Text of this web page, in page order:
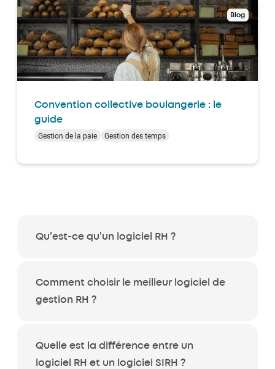
Blog
Convention collective boulangerie : le
guide
Gestion de la paie Gestion des temps
Qu’est-ce qu’un logiciel RH ?
Comment choisir le meilleur logiciel de
gestion RH ?
Quelle est la différence entre un
logiciel RH et un logiciel SIRH ?